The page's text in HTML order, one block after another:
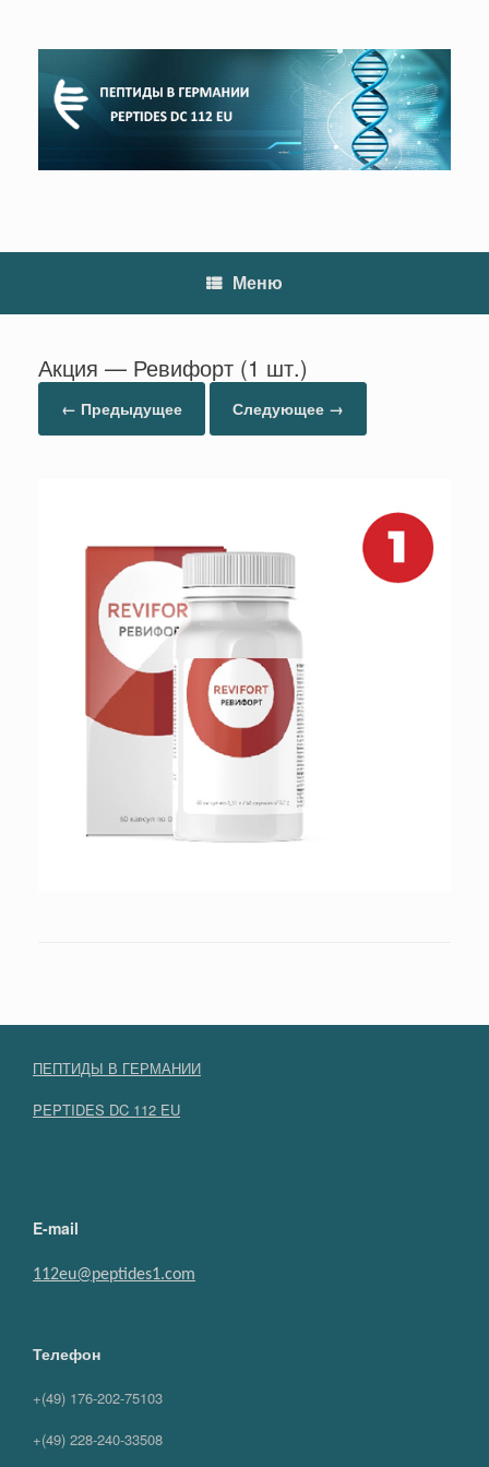
содержанию
Меню
Акция — Ревифорт (1 шт.)
← Предыдущее Следующее →
ПЕПТИДЫ В ГЕРМАНИИ
PEPTIDES DC 112 EU
E-mail
112eu@peptides1.com
Телефон
+(49) 176-202-75103
+(49) 228-240-33508